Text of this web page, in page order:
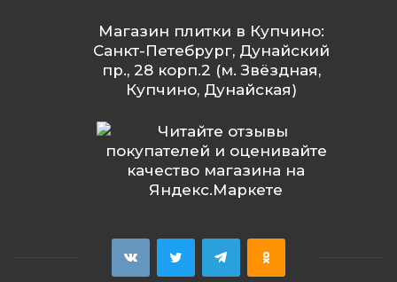
Магазин плитки в Купчино:
Санкт-Петебрург, Дунайский
пр., 28 корп.2 (м. Звёздная,
Купчино, Дунайская)